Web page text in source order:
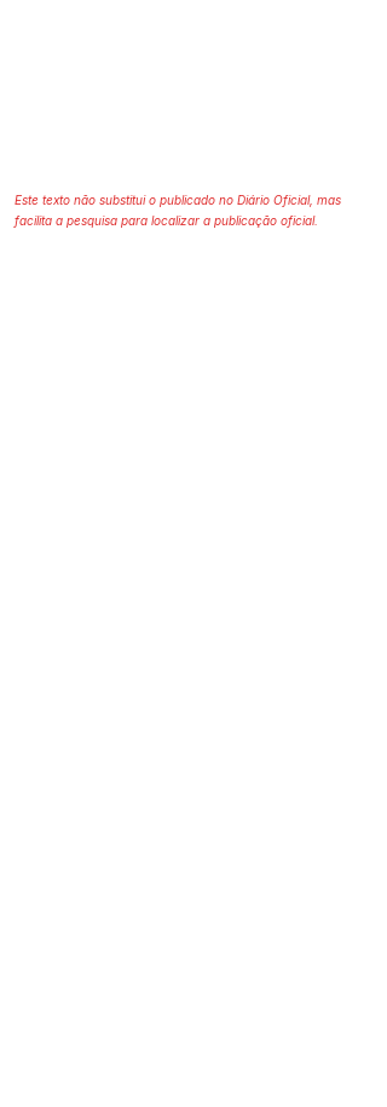
Este texto não substitui o publicado no Diário Oficial, mas
facilita a pesquisa para localizar a publicação oficial.